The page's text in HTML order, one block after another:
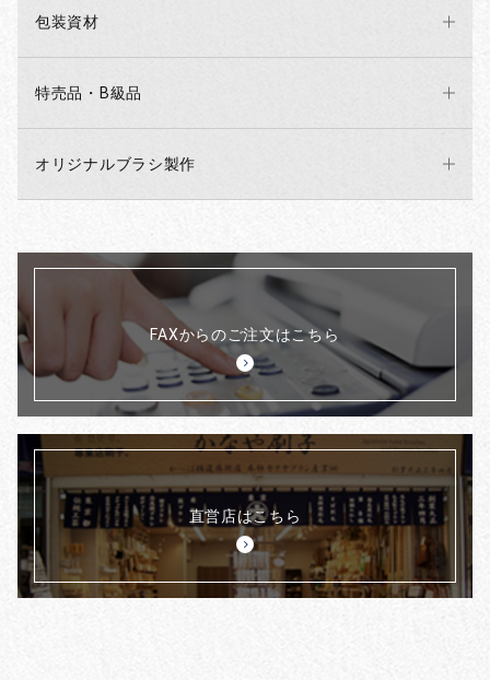
包装資材
特売品・B級品
オリジナルブラシ製作
FAXからのご注文はこちら
直営店はこちら